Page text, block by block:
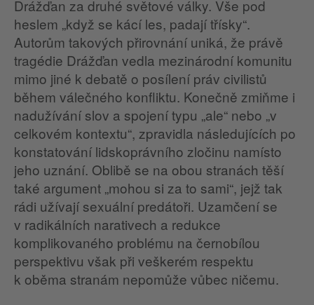
Drážďan za druhé světové války. Vše pod
heslem „když se kácí les, padají třísky“.
Autorům takových přirovnání uniká, že právě
tragédie Drážďan vedla mezinárodní komunitu
mimo jiné k debatě o posílení práv civilistů
během válečného konfliktu. Konečně zmiňme i
nadužívání slov a spojení typu „ale“ nebo „v
celkovém kontextu“, zpravidla následujících po
konstatování lidskoprávního zločinu namísto
jeho uznání. Oblibě se na obou stranách těší
také argument „mohou si za to sami“, jejž tak
rádi užívají sexuální predátoři. Uzamčení se
v radikálních narativech a redukce
komplikovaného problému na černobílou
perspektivu však při veškerém respektu
k oběma stranám nepomůže vůbec ničemu.